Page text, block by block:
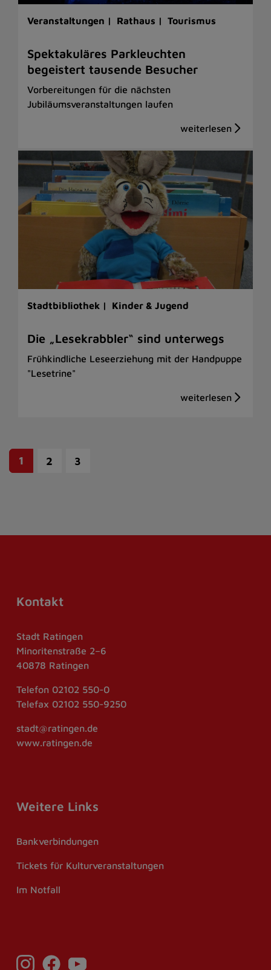
Veranstaltungen | Rathaus | Tourismus
Spektakuläres Parkleuchten
begeistert tausende Besucher
Vorbereitungen für die nächsten
Jubiläumsveranstaltungen laufen
Stadtbibliothek | Kinder & Jugend
Die „Lesekrabbler“ sind unterwegs
Frühkindliche Leseerziehung mit der Handpuppe
"Lesetrine"
1 2 3
Kontakt
Stadt Ratingen
Minoritenstraße 2–6
40878 Ratingen
Telefon 02102 550-0
Telefax 02102 550-9250
stadt@ratingen.de
www.ratingen.de
Weitere Links
Bankverbindungen
Tickets für Kulturveranstaltungen
Im Notfall